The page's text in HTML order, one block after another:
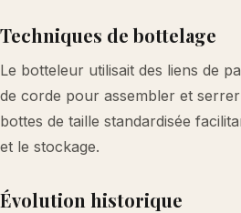
Techniques de bottelage
Le botteleur utilisait des liens de
de corde pour assembler et
bottes de taille standardisée
et le stockage.
Évolution historique